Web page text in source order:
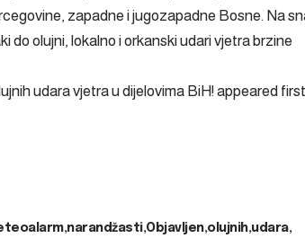
zapadne i jugozapadne Bosne. Na
do olujni, lokalno i orkanski udari vjetra brzine
udara vjetra u dijelovima BiH!appeared
narandžasti Objavljen olujnih udara